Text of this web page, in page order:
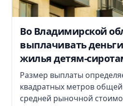
Во Владимирской
выплачивать
жилья детям-
Размер выплаты
квадратных метров
средней рыночной